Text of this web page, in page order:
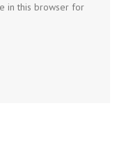
in this browser for